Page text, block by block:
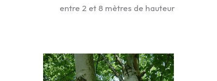
entre 2 et 8 mètres de hauteur